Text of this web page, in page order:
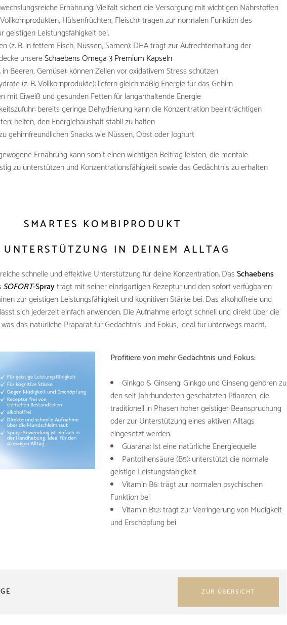
Ernährung: Vielfalt sichert die Versorgung mit wichtigen Nährstoffen
Hülsenfrüchten, Fleisch): tragen zur normalen Funktion des
geistigen Leistungsfähigkeit bei.
(z. B. in fettem Fisch, Nüssen, Samen): DHA trägt zur Aufrechterhaltung der
unsereSchaebens Omega 3 Premium Kapseln
in Beeren, Gemüse): können Zellen vor oxidativem Stress schützen
(z. B. Vollkornprodukte): liefern gleichmäßig Energie für das Gehirn
mit Eiweiß und gesunden Fetten für langanhaltende Energie
bereits geringe Dehydrierung kann die Konzentration beeinträchtigen
helfen, den Energiehaushalt stabil zu halten
gehirnfreundlichen Snacks wie Nüssen, Obst oder Joghurt
Ernährung kann somit einen wichtigen Beitrag leisten, die mentale
zu unterstützen und Konzentrationsfähigkeit sowie das Gedächtnis zu erhalten
SMARTES KOMBIPRODUKT
UNTERSTÜTZUNG IN DEINEM ALLTAG
schnelle und effektive Unterstützung für deine Konzentration. DasSchaebens
SOFORT-Sprayträgt mit seiner einzigartigen Rezeptur und den sofort verfügbaren
zur geistigen Leistungsfähigkeit und kognitiven Stärke bei. Das alkoholfreie und
sich jederzeit einfach anwenden. Die Aufnahme erfolgt schnell und direkt über die
das natürliche Präparat für Gedächtnis und Fokus, ideal für unterwegs macht.
Profitiere von mehr Gedächtnis und Fokus:
Ginkgo & Ginseng: Ginkgo und Ginseng gehören zu
den seit Jahrhunderten geschätzten Pflanzen, die
traditionell in Phasen hoher geistiger Beanspruchung
oder zur Unterstützung eines aktiven Alltags
eingesetzt werden.
Guarana: Ist eine natürliche Energiequelle
Pantothensäure (B5): unterstützt die normale
geistige Leistungsfähigkeit
Vitamin B6: trägt zur normalen psychischen
Funktion bei
Vitamin B12: trägt zur Verringerung von Müdigkeit
und Erschöpfung bei
ZUR ÜBERSICHT